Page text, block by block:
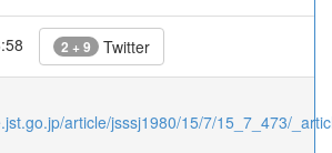
2 + 9 Twitter
article/jsssj1980/15/7/15_7_473/